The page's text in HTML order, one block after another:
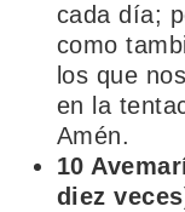
cada día;
como
los que
en la
Amén.
10
diez